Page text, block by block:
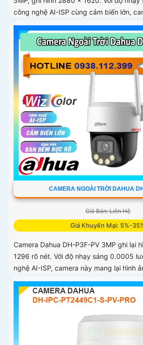
công nghệ AI-ISP cùng cảm biến lớn,
ảnh vượt trội cả ngày lẫn đêm
CAMERA NGOÀI TRỜI DAHUA
Giá Bán: Liên Hệ
Giá Khuyến Mại: 5%-
Camera Dahua DH-P3F-PV 3MP ghi lại
1296 rõ nét. Với độ nhạy sáng 0.0005
nghệ AI-ISP, camera này mang lại hình
ngày lẫn đêm